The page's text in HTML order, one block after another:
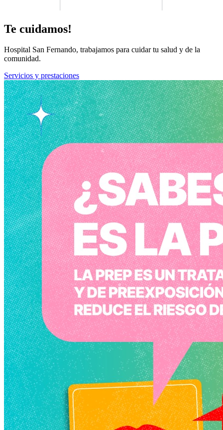
Te cuidamos!
Hospital San Fernando, trabajamos para cuidar tu salud y de la
comunidad.
Servicios y prestaciones